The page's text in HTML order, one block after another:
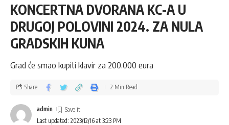
KONCERTNA DVORANA KC-A U
DRUGOJ POLOVINI 2024. ZA NULA
GRADSKIH KUNA
Grad će smao kupiti klavir za 200.000 eura
Last updated: 2023/12/16 at 3:23 PM
admin
Share 2 Min Read